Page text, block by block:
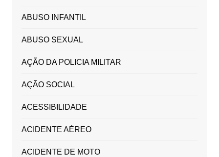
ABUSO INFANTIL
ABUSO SEXUAL
AÇÃO DA POLICIA MILITAR
AÇÃO SOCIAL
ACESSIBILIDADE
ACIDENTE AÉREO
ACIDENTE DE MOTO